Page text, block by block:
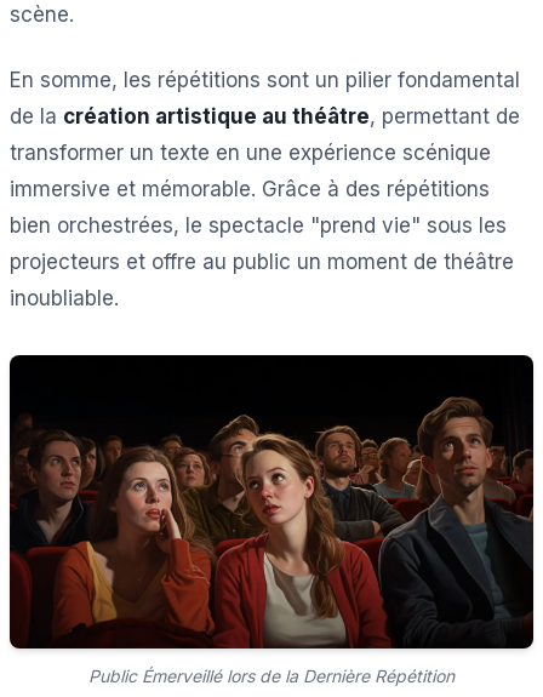
scène.
En somme, les répétitions sont un pilier fondamental
de la création artistique au théâtre, permettant de
transformer un texte en une expérience scénique
immersive et mémorable. Grâce à des répétitions
bien orchestrées, le spectacle "prend vie" sous les
projecteurs et offre au public un moment de théâtre
inoubliable.
Public Émerveillé lors de la Dernière Répétition